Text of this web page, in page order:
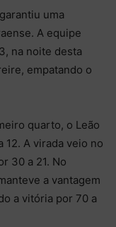
uma
A equipe
na noite desta
empatando o
quarto, o Leão
12. A virada veio no
30 a 21. No
a vantagem
a vitória por 70 a